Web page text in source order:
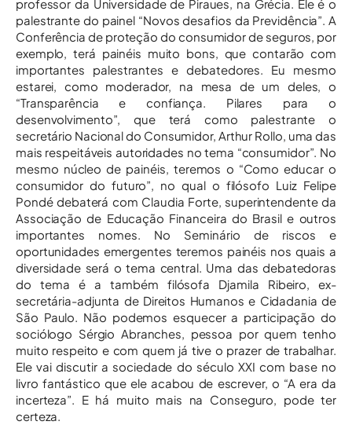
professor da Universidade de Piraues, na Grécia. Ele é o
palestrante do painel “Novos desafios da Previdência”. A
Conferência de proteção do consumidor de seguros, por
exemplo, terá painéis muito bons, que contarão com
importantes palestrantes e debatedores. Eu mesmo
estarei, como moderador, na mesa de um deles, o
“Transparência e confiança. Pilares para o
desenvolvimento”, que terá como palestrante o
secretário Nacional do Consumidor, Arthur Rollo, uma das
mais respeitáveis autoridades no tema “consumidor”. No
mesmo núcleo de painéis, teremos o “Como educar o
consumidor do futuro”, no qual o filósofo Luiz Felipe
Pondé debaterá com Claudia Forte, superintendente da
Associação de Educação Financeira do Brasil e outros
importantes nomes. No Seminário de riscos e
oportunidades emergentes teremos painéis nos quais a
diversidade será o tema central. Uma das debatedoras
do tema é a também filósofa Djamila Ribeiro, ex-
secretária-adjunta de Direitos Humanos e Cidadania de
São Paulo. Não podemos esquecer a participação do
sociólogo Sérgio Abranches, pessoa por quem tenho
muito respeito e com quem já tive o prazer de trabalhar.
Ele vai discutir a sociedade do século XXI com base no
livro fantástico que ele acabou de escrever, o “A era da
incerteza”. E há muito mais na Conseguro, pode ter
certeza.